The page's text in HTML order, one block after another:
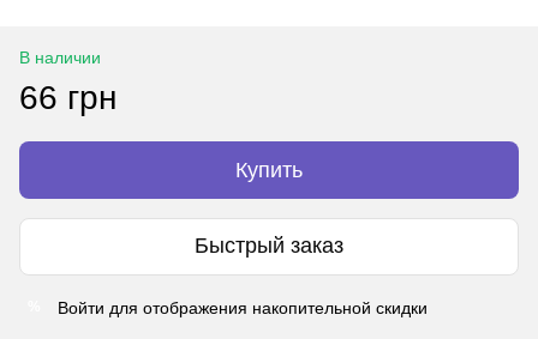
В наличии
66 грн
Купить
Быстрый заказ
Войти для отображения накопительной скидки